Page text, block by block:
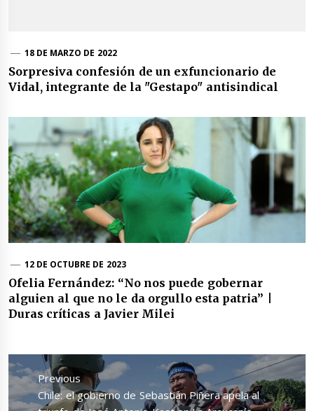
18 DE MARZO DE 2022
Sorpresiva confesión de un exfuncionario de
Vidal, integrante de la "Gestapo" antisindical
12 DE OCTUBRE DE 2023
Ofelia Fernández: “No nos puede gobernar
alguien al que no le da orgullo esta patria” |
Duras críticas a Javier Milei
Navegación
de
entradas
Previous
Previous
Chile: el gobierno de Sebastián Piñera apela al